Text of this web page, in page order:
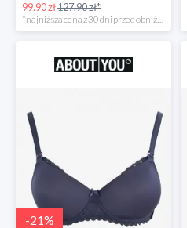
99.90 zł127.90 zł*
*najniższa cena z 30 dni przed obniżką
-21%